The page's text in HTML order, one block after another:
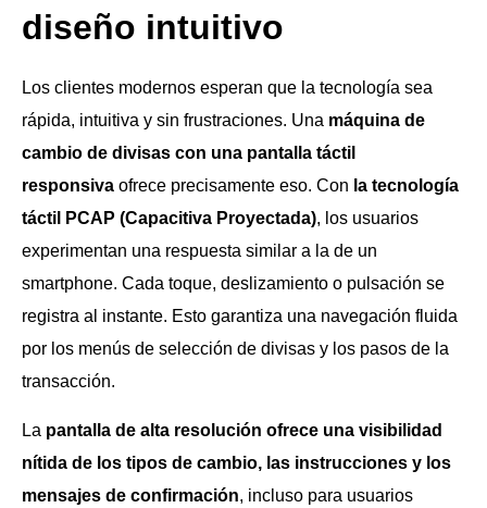
diseño intuitivo
Los clientes modernos esperan que la tecnología sea
rápida, intuitiva y sin frustraciones. Una máquina de
cambio de divisas con una pantalla táctil
responsiva ofrece precisamente eso. Con la tecnología
táctil PCAP (Capacitiva Proyectada), los usuarios
experimentan una respuesta similar a la de un
smartphone. Cada toque, deslizamiento o pulsación se
registra al instante. Esto garantiza una navegación fluida
por los menús de selección de divisas y los pasos de la
transacción.
La pantalla de alta resolución ofrece una visibilidad
nítida de los tipos de cambio, las instrucciones y los
mensajes de confirmación, incluso para usuarios